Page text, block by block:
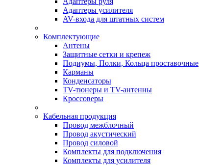
Адаптеры усилителя
AV-входа для штатных систем
Комплектующие
Антены
Защитные сетки и крепеж
Подиумы, Полки, Кольца проставочные
Карманы
Конденсаторы
TV-тюнеры и TV-антенны
Кроссоверы
Кабельная продукция
Провод межблочный
Провод акустический
Провод силовой
Комплекты для подключения
Комплекты для усилителя